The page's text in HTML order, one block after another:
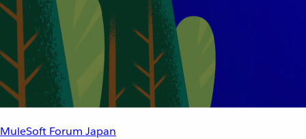
MuleSoft Forum Japan